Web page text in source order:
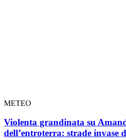
METEO
Violenta grandinata su
dell’entroterra: strade invase